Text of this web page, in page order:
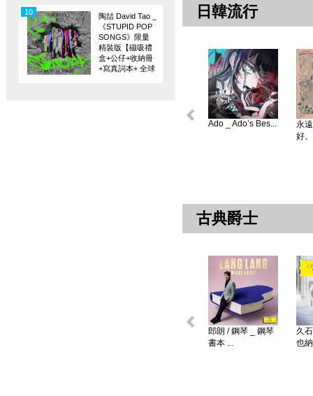
陶喆 David Tao _
《STUPID POP
SONGS》限量
精裝版【磁吸禮
盒+公仔+收納冊
+寫真詞本+ 全球
10 日韓流行
Ado _ Ado’s Bes...
永
好
古典爵士
郎朗 / 鋼琴 _ 鋼琴
書本 ...
久
也